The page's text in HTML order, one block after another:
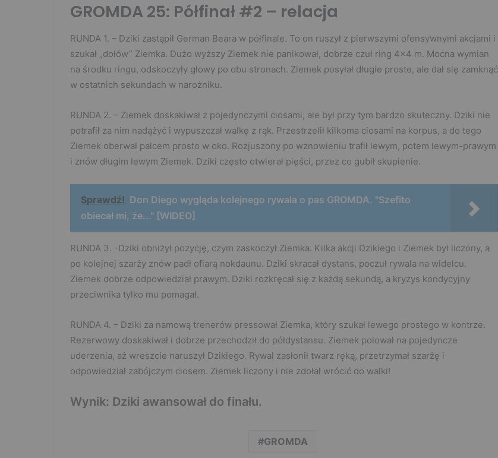
GROMDA 25: Półfinał #2 – relacja
RUNDA 1. – Dziki zastąpił German Beara w półfinale. To on ruszył z pierwszymi ofensywnymi akcjami i
szukał „dołów” Ziemka. Dużo wyższy Ziemek nie panikował, dobrze czuł ring 4×4 m. Mocna wymian
na środku ringu, odskoczyły głowy po obu stronach. Ziemek posyłał długie proste, ale dał się zamknąć
w ostatnich sekundach w narożniku.
RUNDA 2. – Ziemek doskakiwał z pojedynczymi ciosami, ale był przy tym bardzo skuteczny. Dziki nie
potrafił za nim nadążyć i wypuszczał walkę z rąk. Przestrzelił kilkoma ciosami na korpus, a do tego
Ziemek oberwał palcem prosto w oko. Rozjuszony po wznowieniu trafił lewym, potem lewym-prawym
i znów długim lewym Ziemek. Dziki często otwierał pięści, przez co gubił skupienie.
Sprawdź! Don Diego wygląda kolejnego rywala o pas GROMDA. "Szefito
obiecał mi, że..." [WIDEO]
RUNDA 3. -Dziki obniżył pozycję, czym zaskoczył Ziemka. Kilka akcji Dzikiego i Ziemek był liczony, a
po kolejnej szarży znów padł ofiarą nokdaunu. Dziki skracał dystans, poczuł rywala na widelcu.
Ziemek dobrze odpowiedział prawym. Dziki rozkręcał się z każdą sekundą, a kryzys kondycyjny
przeciwnika tylko mu pomagał.
RUNDA 4. – Dziki za namową trenerów pressował Ziemka, który szukał lewego prostego w kontrze.
Rezerwowy doskakiwał i dobrze przechodził do półdystansu. Ziemek polował na pojedyncze
uderzenia, aż wreszcie naruszył Dzikiego. Rywal zasłonił twarz ręką, przetrzymał szarżę i
odpowiedział zabójczym ciosem. Ziemek liczony i nie zdołał wrócić do walki!
Wynik: Dziki awansował do finału.
GROMDA